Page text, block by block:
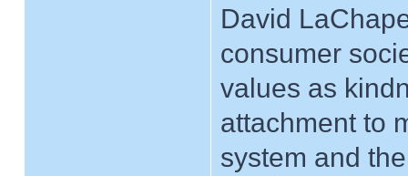
David
consumer
values as
attachment to
system and